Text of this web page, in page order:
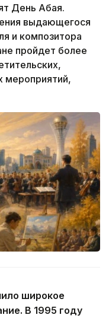
День Абая.
выдающегося
и композитора
пройдет более
мероприятий,
широкое
В 1995 году